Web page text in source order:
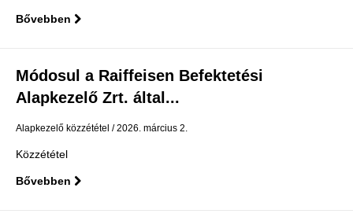
Bővebben
Módosul a Raiffeisen Befektetési
Alapkezelő Zrt. által...
Alapkezelő közzététel 2026. március 2.
Közzététel
Bővebben